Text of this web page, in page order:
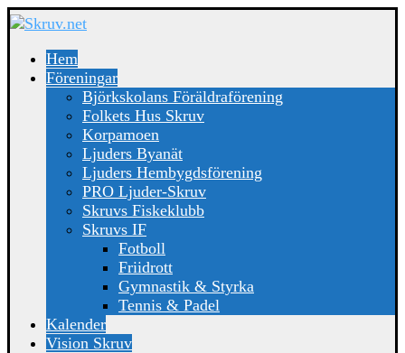
Hem
Föreningar
Björkskolans Föräldraförening
Folkets Hus Skruv
Korpamoen
Ljuders Byanät
Ljuders Hembygdsförening
PRO Ljuder-Skruv
Skruvs Fiskeklubb
Skruvs IF
Fotboll
Friidrott
Gymnastik & Styrka
Tennis & Padel
Kalender
Vision Skruv